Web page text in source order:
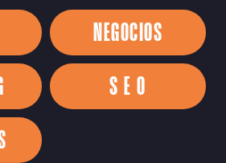
NEGOCIOS
S E O